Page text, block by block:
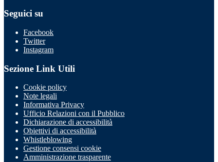
Seguici su
Facebook
Twitter
Instagram
Sezione Link Utili
Cookie policy
Note legali
Informativa Privacy
Ufficio Relazioni con il Pubblico
Dichiarazione di accessibilità
Obiettivi di accessibilità
Whistleblowing
Gestione consensi cookie
Amministrazione trasparente